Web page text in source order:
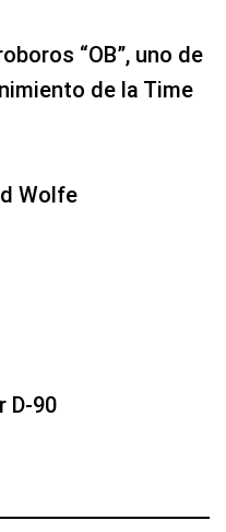
“OB”, uno de
de la Time
Wolfe
D-90